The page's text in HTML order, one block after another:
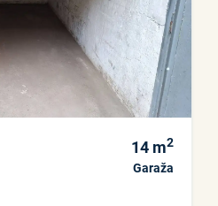
14 m2
Garaža